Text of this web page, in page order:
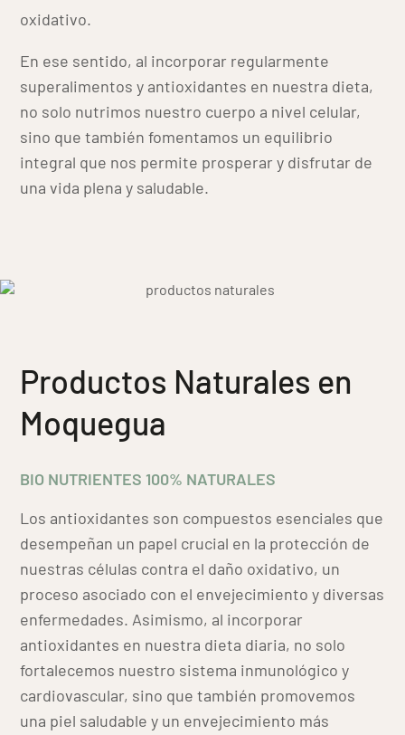
oxidativo.
En ese sentido, al incorporar regularmente
superalimentos y antioxidantes en nuestra dieta,
no solo nutrimos nuestro cuerpo a nivel celular,
sino que también fomentamos un equilibrio
integral que nos permite prosperar y disfrutar de
una vida plena y saludable.
Productos Naturales en
Moquegua
BIO NUTRIENTES 100% NATURALES
Los antioxidantes son compuestos esenciales que
desempeñan un papel crucial en la protección de
nuestras células contra el daño oxidativo, un
proceso asociado con el envejecimiento y diversas
enfermedades. Asimismo, al incorporar
antioxidantes en nuestra dieta diaria, no solo
fortalecemos nuestro sistema inmunológico y
cardiovascular, sino que también promovemos
una piel saludable y un envejecimiento más